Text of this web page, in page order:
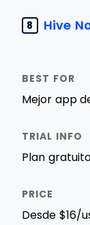
8 Hive
Mejor app
Plan
Desde $16/